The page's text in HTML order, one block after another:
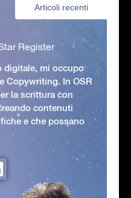
Articoli recenti
Register
digitale, mi occupo
Copywriting. In OSR
la scrittura con
contenuti
e che possano